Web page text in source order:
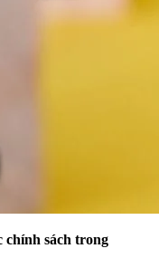
chính sách trong